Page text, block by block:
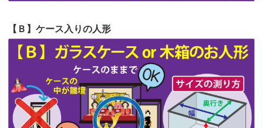
第56回人形供養祭 令和4年10月19日(水)
第55回人形供養祭令和4年9月8日(木)
第54回人形供養祭令和4年8月1日(月)
第53回人形供養祭令和4年7月1日(金)
【Ｂ】ケース入りの人形